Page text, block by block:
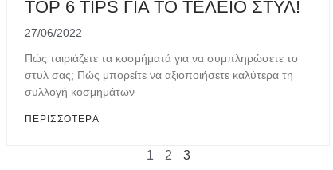
TOP 6 TIPS ΓΙΑ ΤΟ ΤΕΛΕΙΟ ΣΤΥΛ!
27/06/2022
Πώς ταιριάζετε τα κοσμήματά για να συμπληρώσετε το
στυλ σας; Πώς μπορείτε να αξιοποιήσετε καλύτερα τη
συλλογή κοσμημάτων
ΠΕΡΙΣΣΟΤΕΡΑ
1 2 3